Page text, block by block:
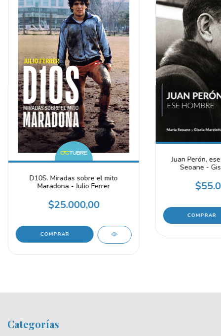
D10S. Miradas sobre el mito
Maradona - Julio Ferrer
$25.000,00
Juan Perón,
Seoane -
Categorías